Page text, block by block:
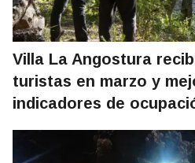
Villa La Angostura
turistas en marzo y
indicadores de